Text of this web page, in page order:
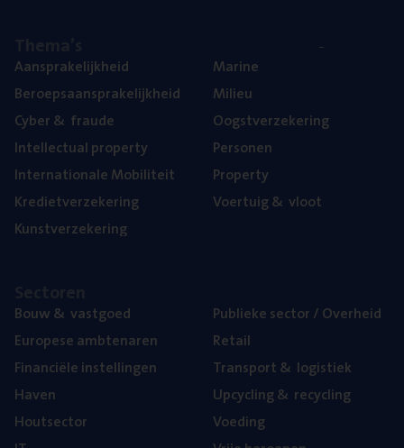
Aan­spra­ke­lijk­heid
Beroeps­aan­spra­ke­lijk­heid
Cyber& fraude
Intel­lec­tu­al property
Inter­na­ti­o­na­le Mobiliteit
Kre­diet­ver­ze­ke­ring
Kunst­ver­ze­ke­ring
Mari­ne
Mili­eu
Oogst­ver­ze­ke­ring
Per­so­nen
Pro­per­ty
Voer­tuig& vloot
Bouw& vastgoed
Euro­pe­se ambtenaren
Finan­ci­ë­le instellingen
Haven
Hout­sec­tor
Publie­ke sec­tor / Overheid
Retail
Trans­port& logistiek
Upcy­cling& recycling
Voe­ding